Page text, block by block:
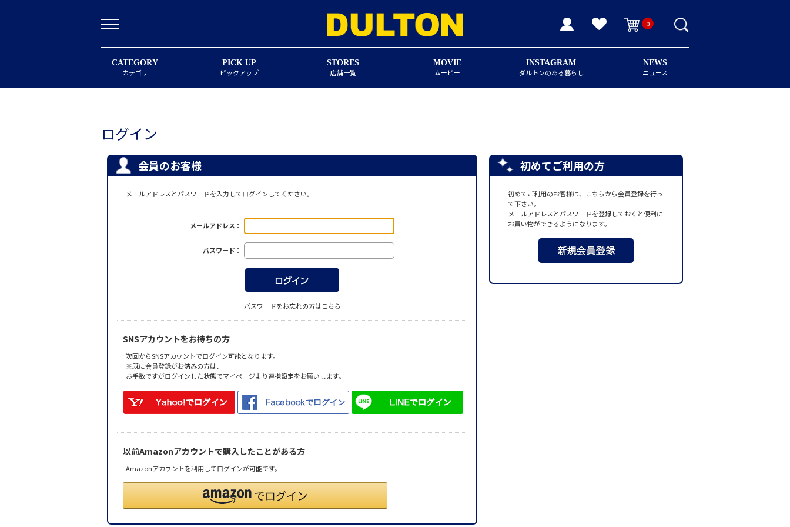
0
CATEGORY
カテゴリ
PICK UP
ピックアップ
STORES
店舗一覧
MOVIE
ムービー
INSTAGRAM
ダルトンのある暮らし
NEWS
ニュース
ログイン
会員のお客様
メールアドレスとパスワードを入力してログインしてください。
メールアドレス：
パスワード：
パスワードをお忘れの方はこちら
SNSアカウントをお持ちの方
次回からSNSアカウントでログイン可能となります。
※既に会員登録がお済みの方は、
お手数ですがログインした状態でマイページより連携設定をお願いします。
以前Amazonアカウントで購入したことがある方
Amazonアカウントを利用してログインが可能です。
初めてご利用の方
初めてご利用のお客様は、こちらから会員登録を行っ
て下さい。
メールアドレスとパスワードを登録しておくと便利に
お買い物ができるようになります。